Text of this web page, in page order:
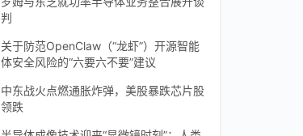
判
关于防范OpenClaw（“龙虾”）开源智能
体安全风险的“六要六不要”建议
中东战火点燃通胀炸弹，美股暴跌芯片股
领跌